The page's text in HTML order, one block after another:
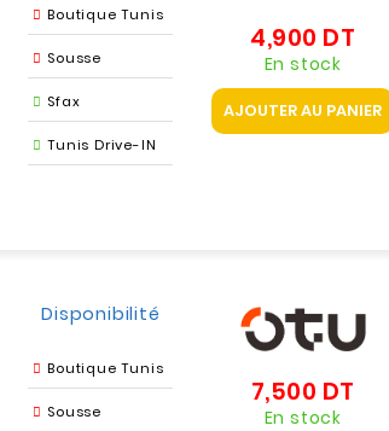
Boutique Tunis
Sousse
Sfax
Tunis Drive-IN
4,900 DT
En stock
AJOUTER AU PANIER
Disponibilité
Boutique Tunis
Sousse
7,500 DT
En stock